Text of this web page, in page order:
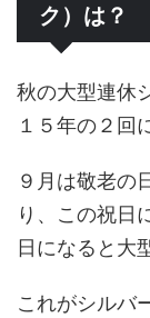
ク）は？
秋の大型連休
１５年の２回
９月は敬老の
り、この祝日
日になると大
これがシルバ